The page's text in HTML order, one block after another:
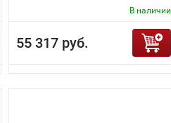
В наличии
55 317 руб.